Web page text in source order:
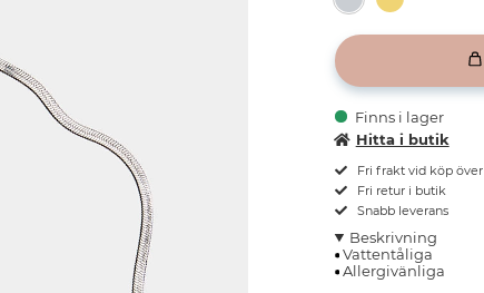
Finns i lager
Hitta i butik
Fri frakt vid köp
Fri retur i butik
Snabb leverans
Beskrivning
Vattentåliga
Allergivänliga